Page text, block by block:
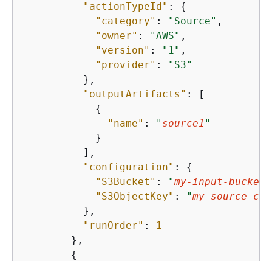
"actionTypeId" : {
"category" : "Source" ,
"owner" : "AWS" ,
"version" : "1" ,
"provider" :
"S3"
          },
"outputArtifacts" : [
{
"name" : " source1 "
            }
          ],
"configuration" : {
"S3Bucket" : "my-input-bucket-
"S3ObjectKey" : "my-source-
          },
"runOrder" :
1
        },
{